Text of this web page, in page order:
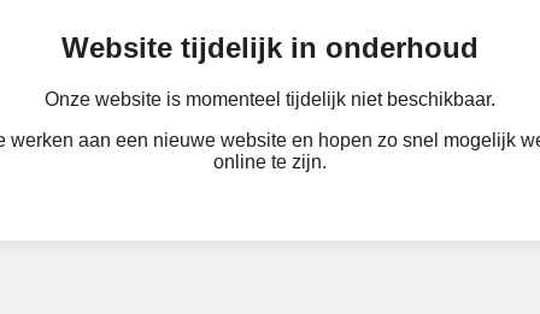
Website tijdelijk in onderhoud
Onze website is momenteel tijdelijk niet beschikbaar.
werken aan een nieuwe website en hopen zo snel mogelijk
online te zijn.